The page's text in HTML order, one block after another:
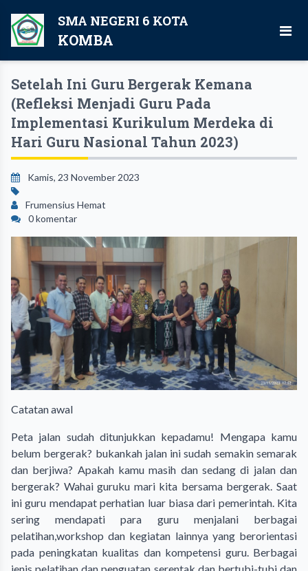
SMA NEGERI 6 KOTA
KOMBA
Setelah Ini Guru Bergerak Kemana
(Refleksi Menjadi Guru Pada
Implementasi Kurikulum Merdeka di
Hari Guru Nasional Tahun 2023)
Kamis, 23 November 2023
Frumensius Hemat
0 komentar
Catatan awal
Peta jalan sudah ditunjukkan kepadamu! Mengapa kamu
belum bergerak? bukankah jalan ini sudah semakin semarak
dan berjiwa? Apakah kamu masih dan sedang di jalan dan
bergerak? Wahai guruku mari kita bersama bergerak. Saat
ini guru mendapat perhatian luar biasa dari pemerintah. Kita
sering mendapati para guru menjalani berbagai
pelatihan,workshop dan kegiatan lainnya yang berorientasi
pada peningkatan kualitas dan kompetensi guru. Berbagai